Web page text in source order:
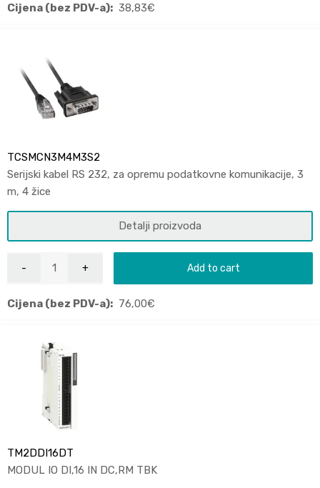
Cijena (bez PDV-a): 38,83€
TCSMCN3M4M3S2
Serijski kabel RS 232, za opremu podatkovne komunikacije, 3
m, 4 žice
Detalji proizvoda
Add to cart
Cijena (bez PDV-a): 76,00€
TM2DDI16DT
MODUL IO DI,16 IN DC,RM TBK